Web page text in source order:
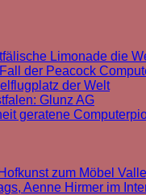
Limonade die
der Peacock
der Welt
Glunz AG
geratene
zum Möbel
Aenne Hirmer im